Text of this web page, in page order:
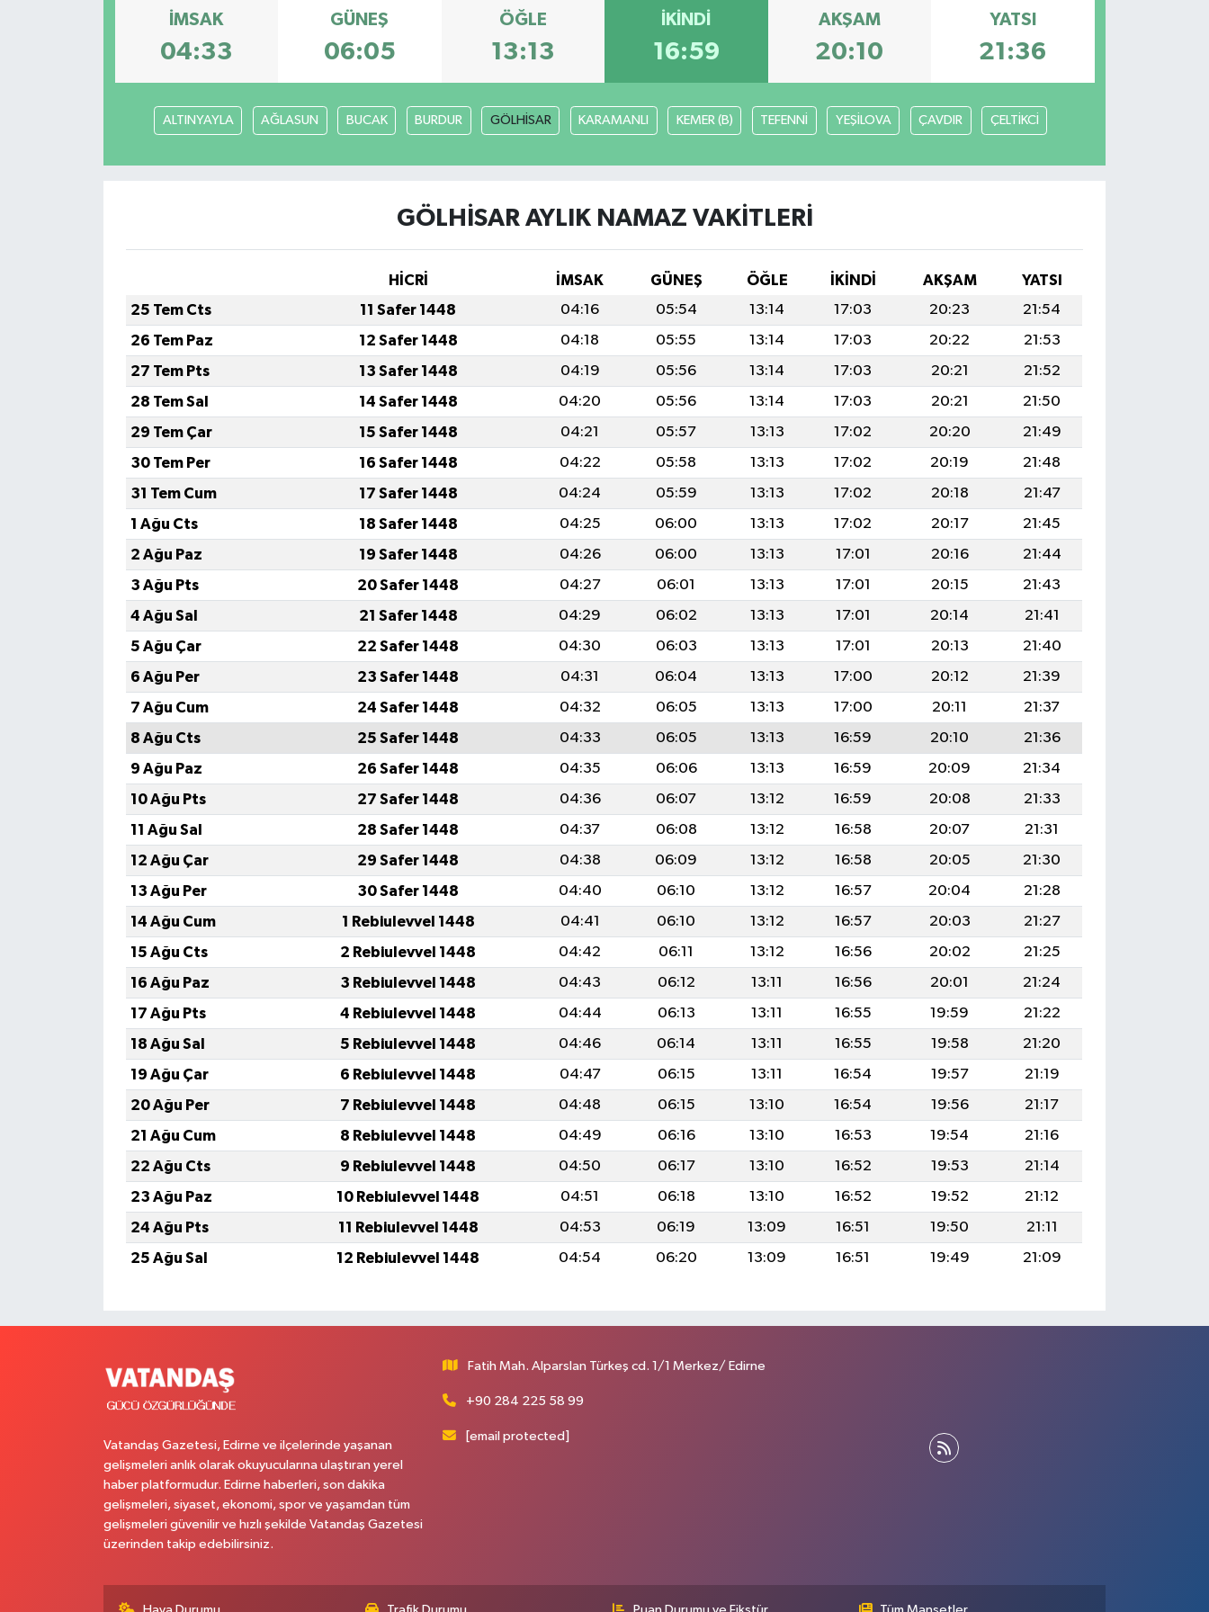
İMSAK
04:33
GÜNEŞ
06:05
ÖĞLE
13:13
İKINDI
16:59
AKŞAM
20:10
YATSI
21:36
ALTINYAYLA AĞLASUN BUCAK BURDUR GÖLHİSAR KARAMANLI KEMER (B) TEFENNİ YEŞİLOVA ÇAVDIR ÇELTİKCİ
GÖLHİSAR AYLIK NAMAZ VAKITLERI
HİCRİ İMSAK GÜNEŞ ÖĞLE İKINDI AKŞAM
YATSI
25 Tem Cts
11 Safer 1448 04:16 05:54 13:14 17:03 20:23
21:54
26 Tem Paz
12 Safer 1448 04:18 05:55 13:14 17:03 20:22
21:53
27 Tem Pts
13 Safer 1448 04:19 05:56 13:14 17:03 20:21
21:52
28 Tem Sal
14 Safer 1448 04:20 05:56 13:14 17:03 20:21
21:50
29 Tem Çar
15 Safer 1448 04:21 05:57 13:13 17:02 20:20
21:49
30 Tem Per
16 Safer 1448 04:22 05:58 13:13 17:02 20:19
21:48
31 Tem Cum
17 Safer 1448 04:24 05:59 13:13 17:02 20:18
21:47
1 Ağu Cts
18 Safer 1448 04:25 06:00 13:13 17:02 20:17
21:45
2 Ağu Paz
19 Safer 1448 04:26 06:00 13:13 17:01 20:16
21:44
3 Ağu Pts
20 Safer 1448 04:27 06:01 13:13 17:01 20:15
21:43
4 Ağu Sal
21 Safer 1448 04:29 06:02 13:13 17:01 20:14
21:41
5 Ağu Çar
22 Safer 1448 04:30 06:03 13:13 17:01 20:13
21:40
6 Ağu Per
23 Safer 1448 04:31 06:04 13:13 17:00 20:12
21:39
7 Ağu Cum
24 Safer 1448 04:32 06:05 13:13 17:00 20:11
21:37
8 Ağu Cts
25 Safer 1448 04:33 06:05 13:13 16:59 20:10
21:36
9 Ağu Paz
26 Safer 1448 04:35 06:06 13:13 16:59 20:09
21:34
10 Ağu Pts
27 Safer 1448 04:36 06:07 13:12 16:59 20:08
21:33
11 Ağu Sal
28 Safer 1448 04:37 06:08 13:12 16:58 20:07
21:31
12 Ağu Çar
29 Safer 1448 04:38 06:09 13:12 16:58 20:05
21:30
13 Ağu Per
30 Safer 1448 04:40 06:10 13:12 16:57 20:04
21:28
14 Ağu Cum
1 Rebiulevvel 1448 04:41 06:10 13:12 16:57 20:03
21:27
15 Ağu Cts
2 Rebiulevvel 1448 04:42 06:11 13:12 16:56 20:02
21:25
16 Ağu Paz
3 Rebiulevvel 1448 04:43 06:12 13:11 16:56 20:01
21:24
17 Ağu Pts
4 Rebiulevvel 1448 04:44 06:13 13:11 16:55 19:59
21:22
18 Ağu Sal
5 Rebiulevvel 1448 04:46 06:14 13:11 16:55 19:58
21:20
19 Ağu Çar
6 Rebiulevvel 1448 04:47 06:15 13:11 16:54 19:57
21:19
20 Ağu Per
7 Rebiulevvel 1448 04:48 06:15 13:10 16:54 19:56
21:17
21 Ağu Cum
8 Rebiulevvel 1448 04:49 06:16 13:10 16:53 19:54
21:16
22 Ağu Cts
9 Rebiulevvel 1448 04:50 06:17 13:10 16:52 19:53
21:14
23 Ağu Paz
10 Rebiulevvel 1448 04:51 06:18 13:10 16:52 19:52
21:12
24 Ağu Pts
11 Rebiulevvel 1448 04:53 06:19 13:09 16:51 19:50
21:11
25 Ağu Sal
12 Rebiulevvel 1448 04:54 06:20 13:09 16:51 19:49 21:09
Vatandaş Gazetesi, Edirne ve ilçelerinde yaşanan
gelişmeleri anlık olarak okuyucularına ulaştıran yerel
haber platformudur. Edirne haberleri, son dakika
gelişmeleri, siyaset, ekonomi, spor ve yaşamdan tüm
gelişmeleri güvenilir ve hızlı şekilde Vatandaş Gazetesi
üzerinden takip edebilirsiniz.
Fatih Mah. Alparslan Türkeş cd. 1/1 Merkez/ Edirne
+90 284 225 58 99
[email protected]